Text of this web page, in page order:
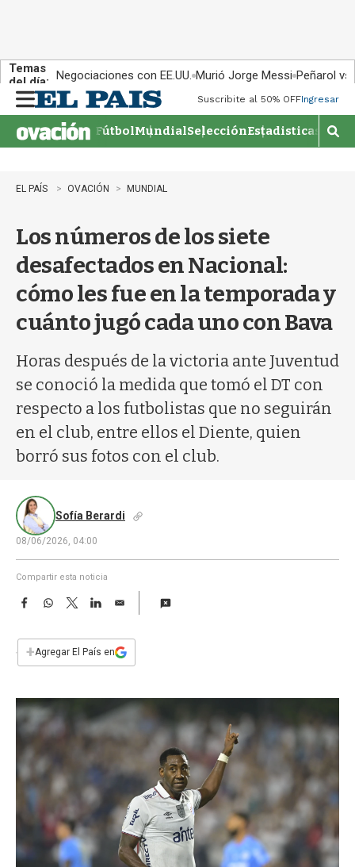
Temas
del día: Negociaciones con EE.UU. Murió Jorge Messi Peñarol
n
u
Suscribite al 50% OFFIngresar
FútbolMundialSelecciónEstadisticas
M
o
q
e
a
EL PAÍS OVACIÓN MUNDIAL
Los números de los siete
desafectados en Nacional:
cómo les fue en la temporada y
cuánto jugó cada uno con Bava
Horas después de la victoria ante Juventud
se conoció la medida que tomó el DT con
respecto a los futbolistas que no seguirán
en el club, entre ellos el Diente, quien
borró sus fotos con el club.
Sofía Berardi
08/06/2026, 04:00
Compartir esta noticia
F
e
b
k
W
s
p
T
w
t
L
E
i
l
+Agregar El País en